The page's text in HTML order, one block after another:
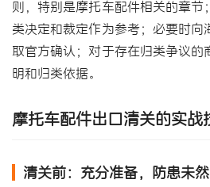
则，特别是摩托车配件相关的章节
类决定和裁定作为参考；必要时向
取官方确认；对于存在归类争议的
明和归类依据。
摩托车配件出口清关的实战
清关前：充分准备，防患未然